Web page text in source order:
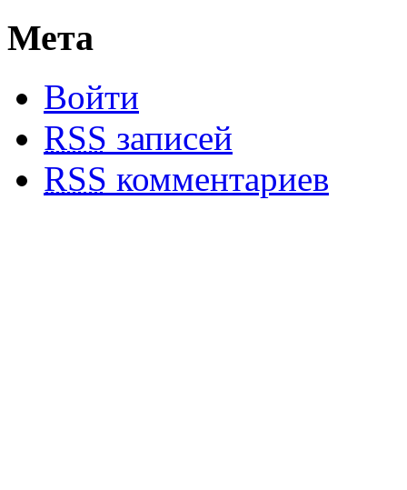
Мета
Войти
RSS записей
RSS комментариев